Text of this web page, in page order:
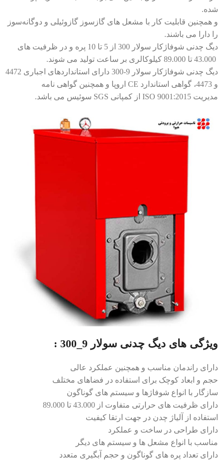
شده.
و همچنین قابلیت کار با مشعل های گازسوز گازوئیلی و دوگانه‌سوز
را دارا می باشند.
دیگ چدنی شوفاژکار سولار 300 از 5 تا 10 پره و در ظرفیت های
دیگ چدنی شوفاژکار سولار 9-300 دارای استانداردهای اجباری 4472
و 4473، گواهی استاندارد CE اروپا و همچنین گواهی نامه
مدیریت ISO 9001:2015 از کمپانی SGS سوئیس می باشد.
ویژگی های دیگ چدنی سولار 9_300 :
دارای راندمان مناسب و همچنین عملکرد عالی
حجم و ابعاد کوچک برای استفاده در فضاهای مختلف
سازگار با انواع شوفاژها و سیستم های گوناگون
دارای ظرفیت های حرارتی متفاوت از 43.000 تا 89.000
استفاده از آلیاژ چدن در جهت ارتقا کیفیت
دارای طراحی در ساخت و عملکرد
مناسب با انواع مشعل ها و سیستم های دیگر
دارای تعداد پره های گوناگون و حجم آبگیری متعدد